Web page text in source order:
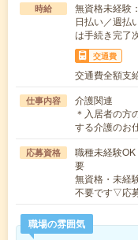
時給
無資格未経
日払い／週払
は手続き完了
交通費
交通費全額支
仕事内容
介護関連
＊入居者の方
する介護のお
応募資格
職種未経験
要
無資格・未経
不要です▽応
職場の雰囲気